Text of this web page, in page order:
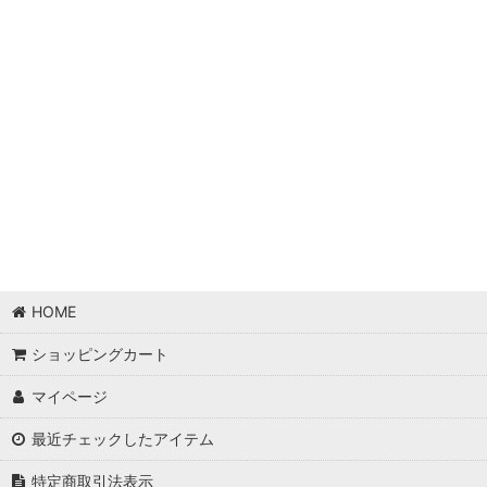
HOME
ショッピングカート
マイページ
最近チェックしたアイテム
特定商取引法表示